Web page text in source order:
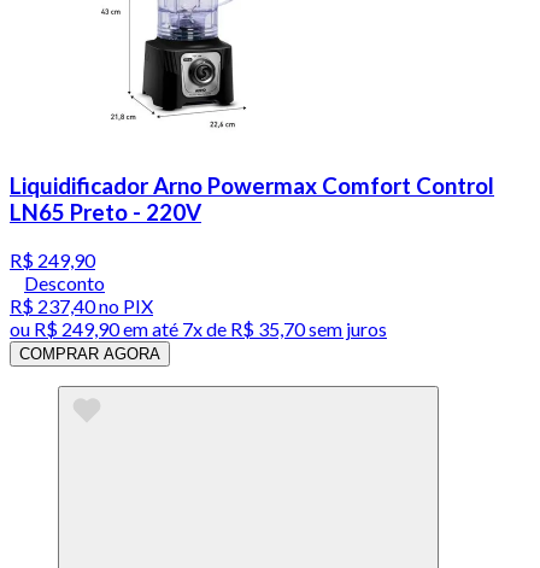
Liquidificador Arno Powermax Comfort Control
LN65 Preto - 220V
R$ 249,90
Desconto
R$ 237,40no PIX
ou R$ 249,90em até 7x de R$ 35,70 sem juros
COMPRAR AGORA